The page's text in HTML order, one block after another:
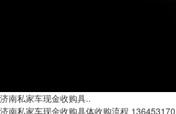
济南私家车现金收购具..
济南私家车现金收购具体收购流程